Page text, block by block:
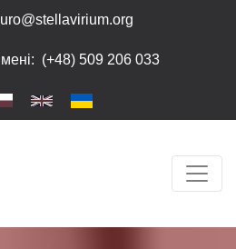
: (+48) 509 206 033